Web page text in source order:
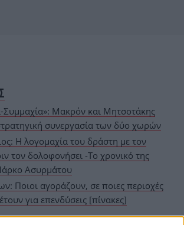
Συμμαχία»: Μακρόν και Μητσοτάκης
συνεργασία των δύο χωρών
Η λογομαχία του δράστη με τον
τον δολοφονήσει -Το χρονικό της
Ασυρμάτου
Ποιοι αγοράζουν, σε ποιες περιοχές
για επενδύσεις [πίνακες]